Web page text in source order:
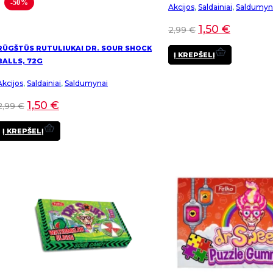
-50%
RUTULIUKAI DR. SOUR SHOCK
72G
, Saldainiai, Saldumynai
€ 1,50 €
Į KREPŠELĮ
Akcijos, Saldainiai,
2,99€ 1,50 €
Į KREPŠELĮ